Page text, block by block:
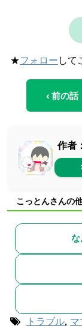
★フォロー して
‹ 前の話
作者
こっとんさんの
な
トラブル, マ